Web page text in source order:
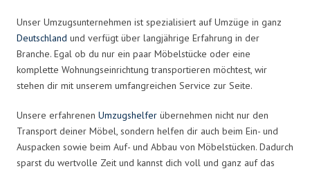
Unser Umzugsunternehmen ist spezialisiert auf Umzüge in ganz
Deutschland und verfügt über langjährige Erfahrung in der
Branche. Egal ob du nur ein paar Möbelstücke oder eine
komplette Wohnungseinrichtung transportieren möchtest, wir
stehen dir mit unserem umfangreichen Service zur Seite.
Unsere erfahrenen Umzugshelfer übernehmen nicht nur den
Transport deiner Möbel, sondern helfen dir auch beim Ein- und
Auspacken sowie beim Auf- und Abbau von Möbelstücken. Dadurch
sparst du wertvolle Zeit und kannst dich voll und ganz auf das